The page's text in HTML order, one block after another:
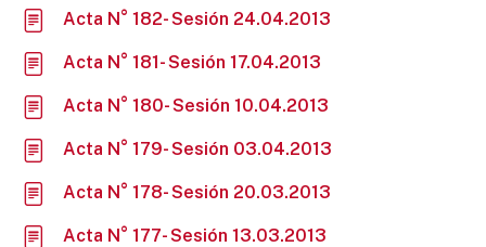
Acta N° 182- Sesión 24.04.2013
Acta N° 181- Sesión 17.04.2013
Acta N° 180- Sesión 10.04.2013
Acta N° 179- Sesión 03.04.2013
Acta N° 178- Sesión 20.03.2013
Acta N° 177- Sesión 13.03.2013